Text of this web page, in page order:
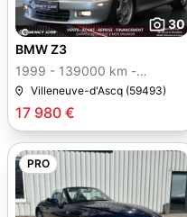
30
17 980 €
BMW Z3
1999 - 139000 km -
Manuelle
Villeneuve-d'Ascq (59493)
PRO